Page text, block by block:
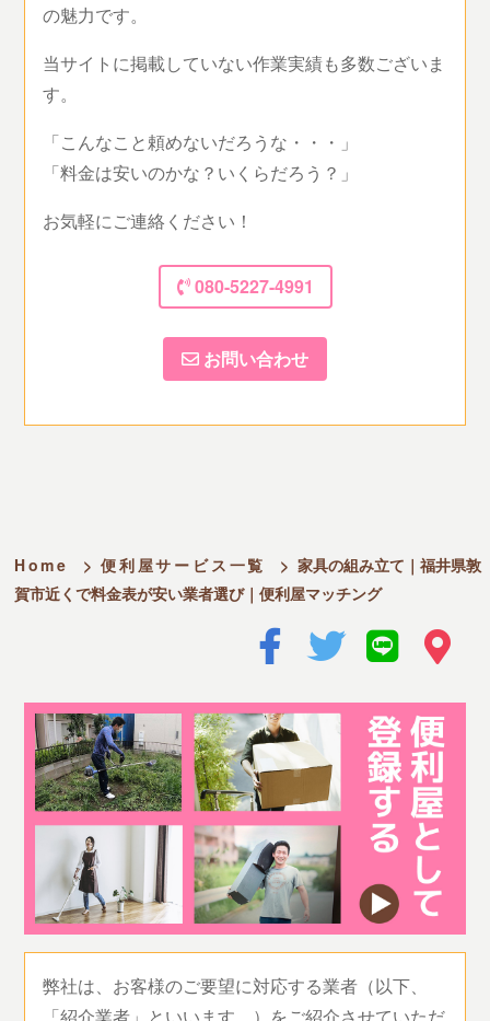
の魅力です。
当サイトに掲載していない作業実績も多数ございま
す。
「こんなこと頼めないだろうな・・・」
「料金は安いのかな？いくらだろう？」
お気軽にご連絡ください！
080-5227-4991
お問い合わせ
Home > 便利屋サービス一覧 > 家具の組み立て｜福井県敦
賀市近くで料金表が安い業者選び｜便利屋マッチング
弊社は、お客様のご要望に対応する業者（以下、